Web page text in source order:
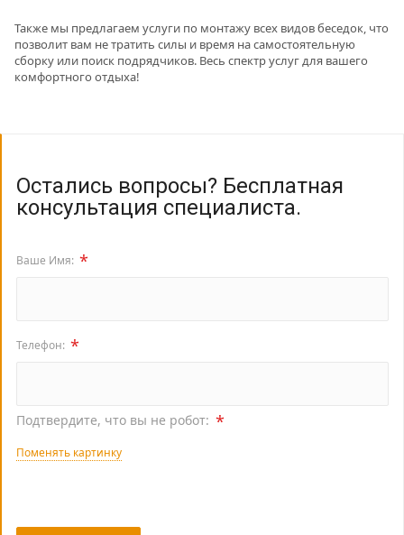
Также мы предлагаем услуги по монтажу всех видов беседок, что
позволит вам не тратить силы и время на самостоятельную
сборку или поиск подрядчиков. Весь спектр услуг для вашего
комфортного отдыха!
Остались вопросы? Бесплатная
консультация специалиста.
Ваше Имя: *
Телефон: *
Подтвердите, что вы не робот: *
Поменять картинку